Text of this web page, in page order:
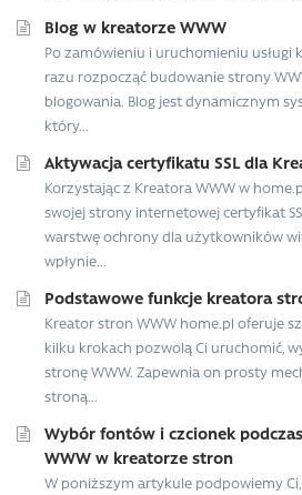
Blog w kreatorze WWW
Po zamówieniu i uruchomieniu usługi
razu rozpocząć budowanie strony
blogowania. Blog jest dynamicznym
który...
Aktywacja certyfikatu SSL dla
Korzystając z Kreatora WWW w
swojej strony internetowej certyfikat
warstwę ochrony dla użytkowników
wpłynie...
Podstawowe funkcje kreatora
Kreator stron WWW home.pl oferuje
kilku krokach pozwolą Ci uruchomić,
stronę WWW. Zapewnia on prosty
stroną...
Wybór fontów i czcionek
WWW w kreatorze stron
W poniższym artykule podpowiemy